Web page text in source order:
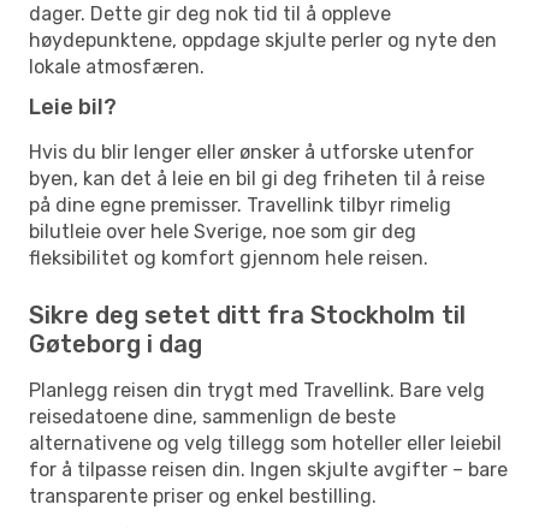
dager. Dette gir deg nok tid til å oppleve
høydepunktene, oppdage skjulte perler og nyte den
lokale atmosfæren.
Leie bil?
Hvis du blir lenger eller ønsker å utforske utenfor
byen, kan det å leie en bil gi deg friheten til å reise
på dine egne premisser. Travellink tilbyr rimelig
bilutleie over hele Sverige, noe som gir deg
fleksibilitet og komfort gjennom hele reisen.
Sikre deg setet ditt fra Stockholm til
Gøteborg i dag
Planlegg reisen din trygt med Travellink. Bare velg
reisedatoene dine, sammenlign de beste
alternativene og velg tillegg som hoteller eller leiebil
for å tilpasse reisen din. Ingen skjulte avgifter – bare
transparente priser og enkel bestilling.